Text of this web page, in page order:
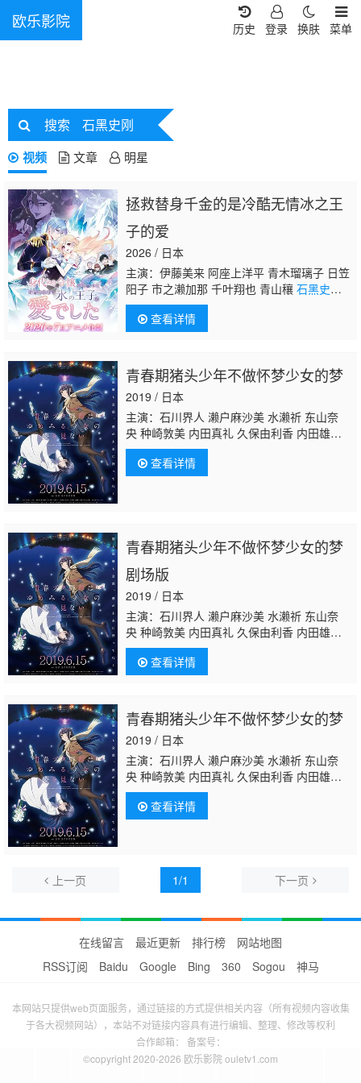
欧乐影院 菜单
换肤
登录
历史
搜索 石黑史刚
视频 文章 明星
拯救替身千金的是冷酷无情冰之王
子的爱
2026 / 日本
主演：伊藤美来 阿座上洋平 青木瑠璃子 日笠
阳子 市之濑加那 千叶翔也 青山穰 石黑史
刚吉川幸宏 前川凉子 奈波果林 义村优
查看详情
青春期猪头少年不做怀梦少女的梦
2019 / 日本
主演：石川界人 濑户麻沙美 水濑祈 东山奈
央 种崎敦美 内田真礼 久保由利香 内田雄
马 佐藤聪美 相川奈都姬 志村知幸 大津爱
理 福西胜也 奈波果林 柚木尚子
野孝聪 内村史子 影山灯
查看详情
青春期猪头少年不做怀梦少女的梦
剧场版
2019 / 日本
主演：石川界人 濑户麻沙美 水濑祈 东山奈
央 种崎敦美 内田真礼 久保由利香 内田雄
马 佐藤聪美 相川奈都姬 志村知幸 大津爱
理 福西胜也 奈波果林 柚木尚子
野孝聪 内村史子 影山灯
查看详情
青春期猪头少年不做怀梦少女的梦
2019 / 日本
主演：石川界人 濑户麻沙美 水濑祈 东山奈
央 种崎敦美 内田真礼 久保由利香 内田雄
马 佐藤聪美 相川奈都姬 志村知幸 大津爱
理 福西胜也 奈波果林 柚木尚子
野孝聪 内村史子 影山灯
查看详情
上一页 1/1 下一页
在线留言 最近更新 排行榜
网站地图
RSS订阅
Baidu Google Bing 360 Sogou 神马
本网站只提供web页面服务，通过链接的方式提供相关内容（所有视频内容收集
于各大视频网站），本站不对链接内容具有进行编辑、整理、修改等权利
合作邮箱： 备案号：
©copyright 2020-2026 欧乐影院 ouletv1.com